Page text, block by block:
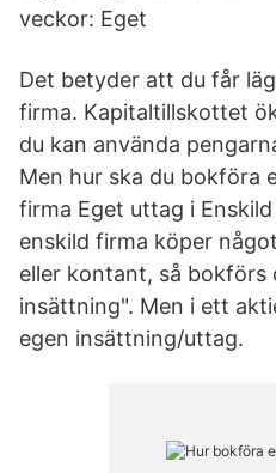
veckor: Eget
Det betyder att du får
firma. Kapitaltillskottet
du kan använda
Men hur ska du bokföra
firma Eget uttag i
enskild firma köper
eller kontant, så bokförs
insättning". Men i ett
egen insättning/uttag.